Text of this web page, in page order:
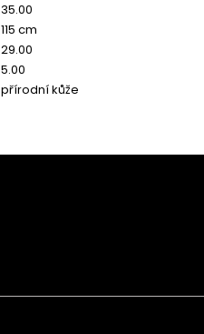
35.00
115 cm
29.00
5.00
přírodní kůže